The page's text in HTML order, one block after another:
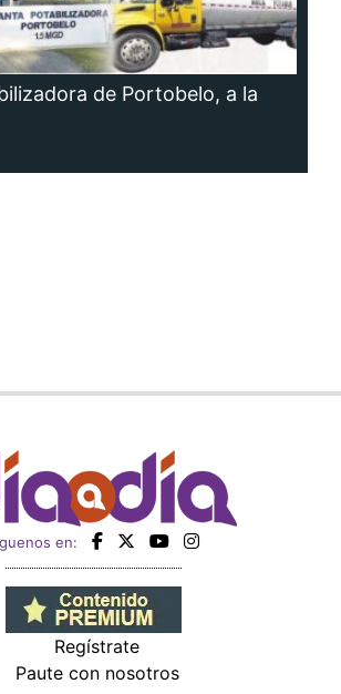
de Portobelo, a la
en:
Regístrate
Paute con nosotros